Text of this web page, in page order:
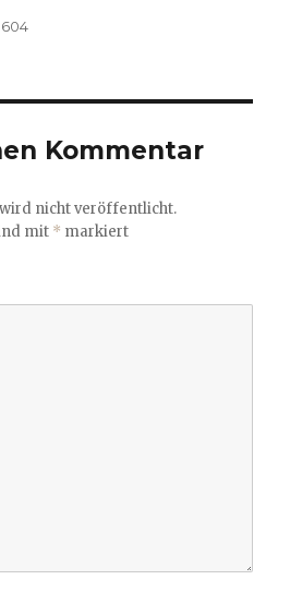
Kommentar
nicht veröffentlicht.
mit * markiert